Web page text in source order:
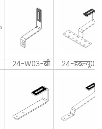
24-W03-बी 24-डब्ल्यू04